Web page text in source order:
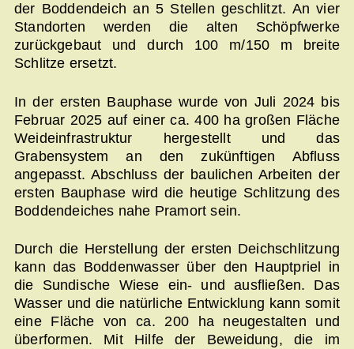
der Boddendeich an 5 Stellen geschlitzt. An vier
Standorten werden die alten Schöpfwerke
zurückgebaut und durch 100 m/150 m breite
Schlitze ersetzt.
In der ersten Bauphase wurde von Juli 2024 bis
Februar 2025 auf einer ca. 400 ha großen Fläche
Weideinfrastruktur hergestellt und das
Grabensystem an den zukünftigen Abfluss
angepasst. Abschluss der baulichen Arbeiten der
ersten Bauphase wird die heutige Schlitzung des
Boddendeiches nahe Pramort sein.
Durch die Herstellung der ersten Deichschlitzung
kann das Boddenwasser über den Hauptpriel in
die Sundische Wiese ein- und ausfließen. Das
Wasser und die natürliche Entwicklung kann somit
eine Fläche von ca. 200 ha neugestalten und
überformen. Mit Hilfe der Beweidung, die im